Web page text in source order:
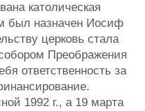
католическая
был назначен Иосиф
церковь стала
Преображения
ответственность за
1992 г., а 19 марта